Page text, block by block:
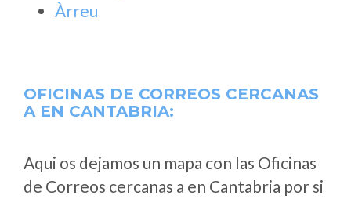
Àrreu
OFICINAS DE CORREOS CERCANAS
A EN CANTABRIA:
Aqui os dejamos un mapa con las Oficinas
de Correos cercanas a en Cantabria por si